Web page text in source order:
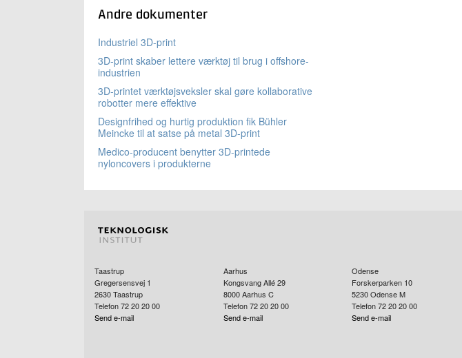
Andre dokumenter
Industriel 3D-print
3D-print skaber lettere værktøj til brug i offshore-
industrien
3D-printet værktøjsveksler skal gøre kollaborative
robotter mere effektive
Designfrihed og hurtig produktion fik Bühler
Meincke til at satse på metal 3D-print
Medico-producent benytter 3D-printede
nyloncovers i produkterne
Taastrup
Gregersensvej 1
2630Taastrup
Telefon 72 20 20 00
Send e-mail
Aarhus
Kongsvang Allé 29
8000 Aarhus C
Telefon 72 20 20 00
Send e-mail
Odense
Forskerparken 10
5230 Odense M
Telefon 72 20 20 00
Send e-mail